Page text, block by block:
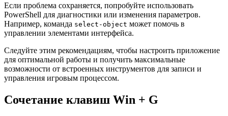
Если проблема сохраняется, попробуйте использовать
PowerShell для диагностики или изменения параметров.
Например, команда select-object может помочь в
управлении элементами интерфейса.
Следуйте этим рекомендациям, чтобы настроить приложение
для оптимальной работы и получить максимальные
возможности от встроенных инструментов для записи и
управления игровым процессом.
Сочетание клавиш Win + G